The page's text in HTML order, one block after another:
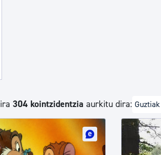
304 kointzidentzia aurkitu dira: Guztiak